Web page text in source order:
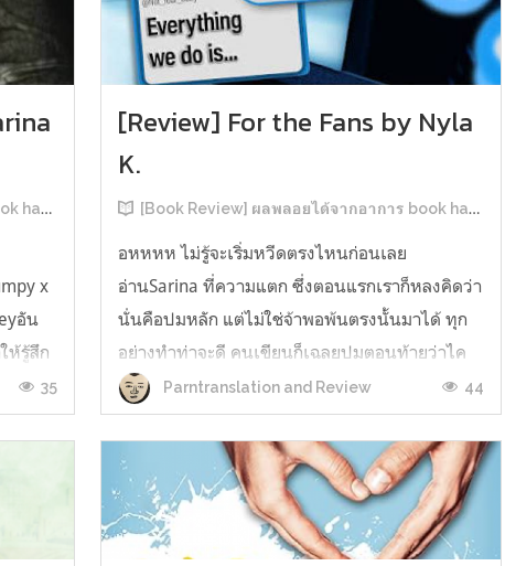
x
อัน
ห้รู้สึก
ยาก
งที่
35
[Review] For the Fans by Nyla
K.
[Book Review] ผลพลอยได้จากอาการ book hangover หลังอ่านสารพัน MM Romance
อหหหห ไม่รู้จะเริ่มหวีดตรงไหนก่อนเลย
อ่านSarina ที่ความแตก ซึ่งตอนแรกเราก็หลงคิดว่า
นั่นคือปมหลัก แต่ไม่ใช่จ้าพอพ้นตรงนั้นมาได้ ทุก
อย่างทำท่าจะดี คนเขียนก็เฉลยปมตอนท้ายว่าไค
รันเคยเจออะไรมาในอดีตเท่านั้นแหละ คดีพลิกใน
ทันใด!!! ตรงนี้เป็นNarrative Escalation ที่ชอบ
มาก ทำให้รู้สึกเหมือนคนเขียนวางแผนไว้ตั...
Parntranslation and Review 44